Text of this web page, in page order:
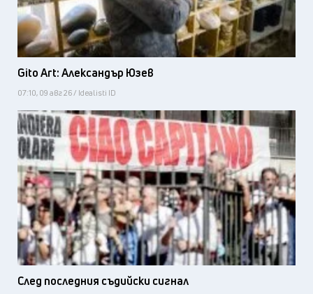
Gito Art: Александър Юзев
07:10, 09 авг 26 / Idealisti ID
След последния съдийски сигнал